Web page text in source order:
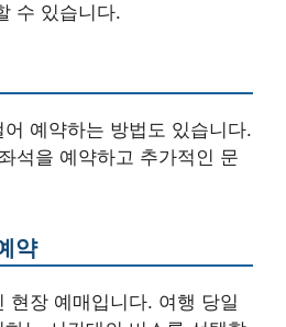
수 있습니다.
예약하는 방법도 있습니다.
석을 예약하고 추가적인 문
약
현장 예매입니다. 여행 당일